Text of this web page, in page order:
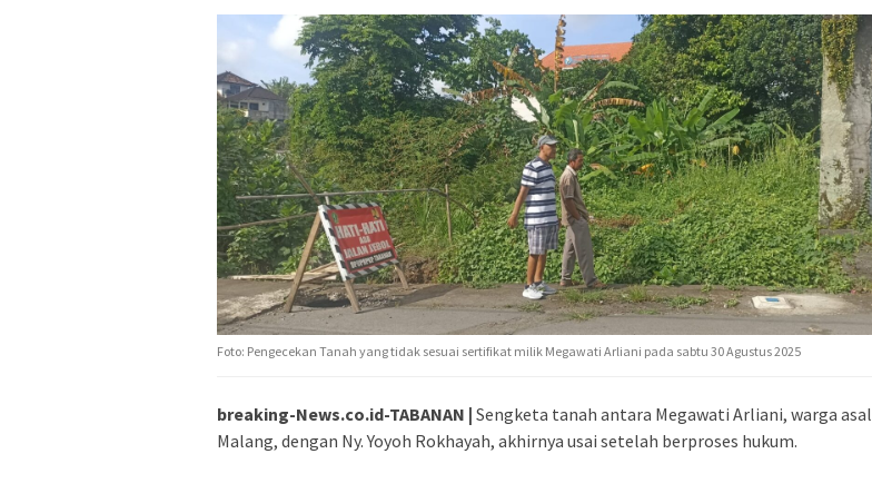
Foto: Pengecekan Tanah yang tidak sesuai sertifikat milik Megawati Arliani pada sabtu 30 Agustus 2025
breaking-News.co.id-TABANAN | Sengketa tanah antara Megawati Arliani, warga asal
Malang, dengan Ny. Yoyoh Rokhayah, akhirnya usai setelah berproses hukum.